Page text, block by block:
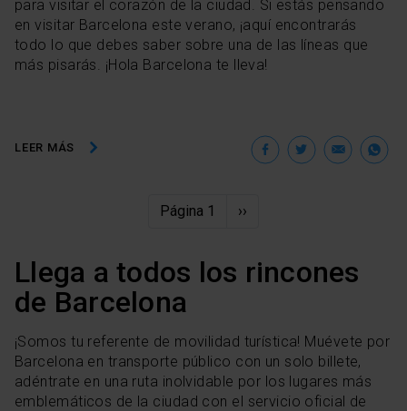
para visitar el corazón de la ciudad. Si estás pensando
en visitar Barcelona este verano, ¡aquí encontrarás
todo lo que debes saber sobre una de las líneas que
más pisarás. ¡Hola Barcelona te lleva!
LEER MÁS Facebook
Twitter
Paginación
Página 1
Siguiente
››
Llega a todos los rincones
de Barcelona
¡Somos tu referente de movilidad turística! Muévete por
Barcelona en transporte público con un solo billete,
adéntrate en una ruta inolvidable por los lugares más
emblemáticos de la ciudad con el servicio oficial de